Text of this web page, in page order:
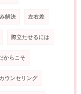
解決 左右差
際立たせるには
からこそ
カウンセリング